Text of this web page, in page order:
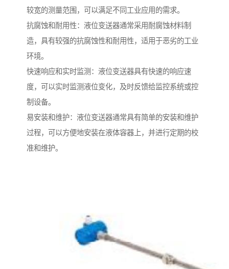
较宽的测量范围，可以满足不同工业应用的需求。
抗腐蚀和耐用性：液位变送器通常采用耐腐蚀材料制
造，具有较强的抗腐蚀性和耐用性，适用于恶劣的工业
环境。
快速响应和实时监测：液位变送器具有快速的响应速
度，可以实时监测液位变化，及时反馈给监控系统或控
制设备。
易安装和维护：液位变送器通常具有简单的安装和维护
过程，可以方便地安装在液体容器上，并进行定期的校
准和维护。